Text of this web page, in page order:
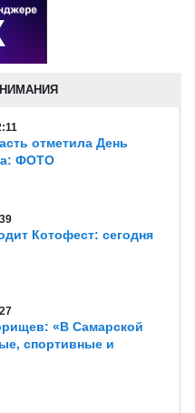
отметила День
ФОТО
Котофест: сегодня
«В Самарской
спортивные и